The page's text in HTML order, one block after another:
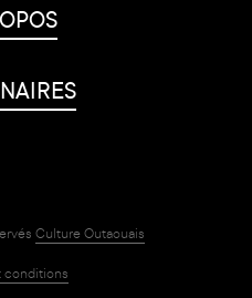
Culture Outaouais
conditions